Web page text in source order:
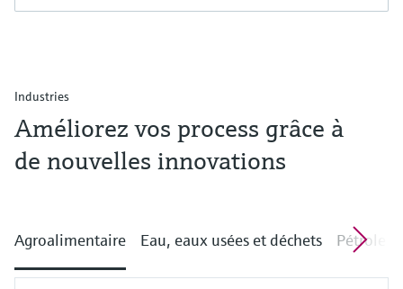
Industries
Améliorez vos process grâce à
de nouvelles innovations
Agroalimentaire Eau, eaux usées et déchets Pétrole